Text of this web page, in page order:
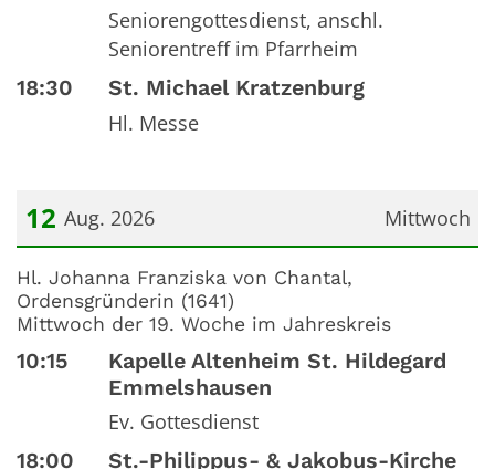
Seniorengottesdienst, anschl.
Seniorentreff im Pfarrheim
18:30 St. Michael Kratzenburg
Hl. Messe
Mittwoch
12 Aug. 2026
Datum: 12. August 2026
Hl. Johanna Franziska von Chantal,
Ordensgründerin (1641)
Mittwoch der 19. Woche im Jahreskreis
10:15
Kapelle Altenheim St. Hildegard
Emmelshausen
Ev. Gottesdienst
18:00 St.-Philippus- & Jakobus-Kirche